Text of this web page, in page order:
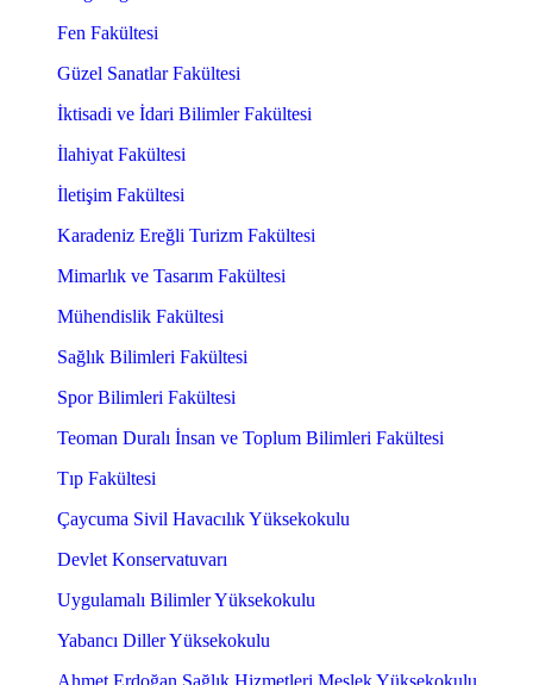
Fen Fakültesi
Güzel Sanatlar Fakültesi
İktisadi ve İdari Bilimler Fakültesi
İlahiyat Fakültesi
İletişim Fakültesi
Karadeniz Ereğli Turizm Fakültesi
Mimarlık ve Tasarım Fakültesi
Mühendislik Fakültesi
Sağlık Bilimleri Fakültesi
Spor Bilimleri Fakültesi
Teoman Duralı İnsan ve Toplum Bilimleri Fakültesi
Tıp Fakültesi
Çaycuma Sivil Havacılık Yüksekokulu
Devlet Konservatuvarı
Uygulamalı Bilimler Yüksekokulu
Yabancı Diller Yüksekokulu